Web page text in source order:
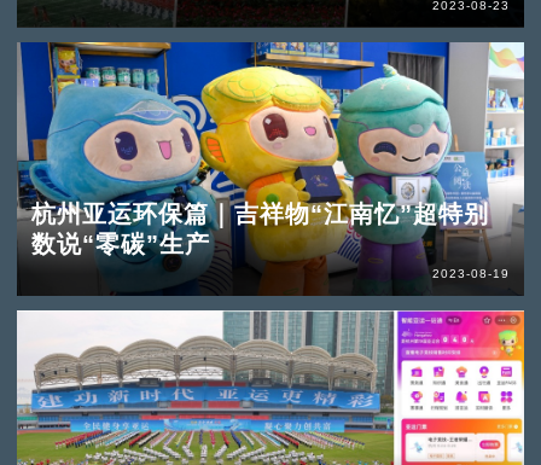
2023-08-23
杭州亚运环保篇｜吉祥物“江南忆”超特别
数说“零碳”生产
2023-08-19